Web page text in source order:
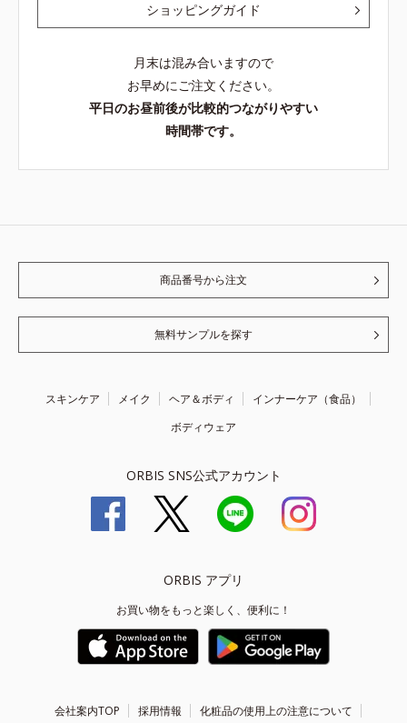
ショッピングガイド
月末は混み合いますので
お早めにご注文ください。
平日のお昼前後が比較的つながりやすい
時間帯です。
商品番号から注文
無料サンプルを探す
スキンケア メイク ヘア＆ボディ
インナーケア（食品）
ボディウェア
ORBIS SNS公式アカウント
ORBIS アプリ
お買い物をもっと楽しく、便利に！
会社案内TOP 採用情報 化粧品の使用上の注意について